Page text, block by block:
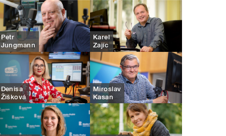
Petr
Jungmann
Karel
Zajíc
Denisa
Žišková
Miroslav
Kasan